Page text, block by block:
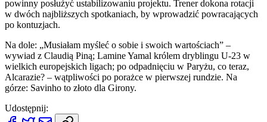
powinny posłużyć ustabilizowaniu projektu. Trener dokona rotacji
w dwóch najbliższych spotkaniach, by wprowadzić powracających
po kontuzjach.
Na dole: „Musiałam myśleć o sobie i swoich wartościach” –
wywiad z Claudią Piną; Lamine Yamal królem dryblingu U-23 w
wielkich europejskich ligach; po odpadnięciu w Paryżu, co teraz,
Alcarazie? – wątpliwości po porażce w pierwszej rundzie. Na
górze: Savinho to złoto dla Girony.
Udostępnij: